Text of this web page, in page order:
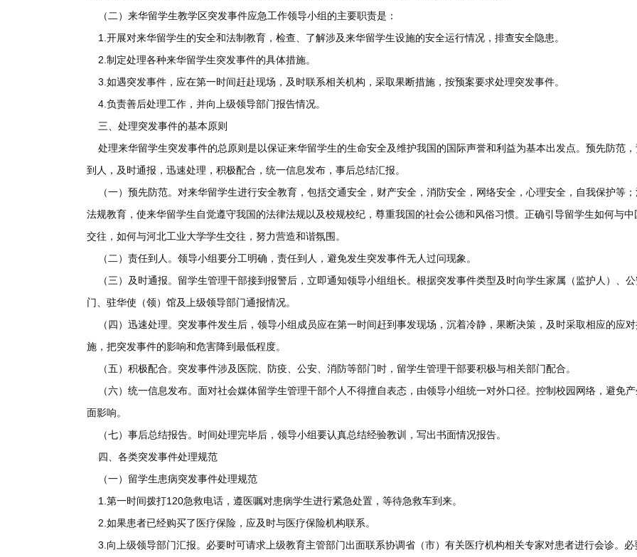
（二）来华留学生教学区突发事件应急工作领导小组的主要职责是：
1.开展对来华留学生的安全和法制教育，检查、了解涉及来华留学生设施的安全运行情况，排查安全隐患。
2.制定处理各种来华留学生突发事件的具体措施。
3.如遇突发事件，应在第一时间赶赴现场，及时联系相关机构，采取果断措施，按预案要求处理突发事件。
4.负责善后处理工作，并向上级领导部门报告情况。
三、处理突发事件的基本原则
处理来华留学生突发事件的总原则是以保证来华留学生的生命安全及维护我国的国际声誉和利益为基本出发点。预先防范
到人，及时通报，迅速处理，积极配合，统一信息发布，事后总结汇报。
（一）预先防范。对来华留学生进行安全教育，包括交通安全，财产安全，消防安全，网络安全，心理安全，自我保护等
法规教育，使来华留学生自觉遵守我国的法律法规以及校规校纪，尊重我国的社会公德和风俗习惯。正确引导留学生如何与中
交往，如何与河北工业大学学生交往，努力营造和谐氛围。
（二）责任到人。领导小组要分工明确，责任到人，避免发生突发事件无人过问现象。
（三）及时通报。留学生管理干部接到报警后，立即通知领导小组组长。根据突发事件类型及时向学生家属（监护人）、
门、驻华使（领）馆及上级领导部门通报情况。
（四）迅速处理。突发事件发生后，领导小组成员应在第一时间赶到事发现场，沉着冷静，果断决策，及时采取相应的应
施，把突发事件的影响和危害降到最低程度。
（五）积极配合。突发事件涉及医院、防疫、公安、消防等部门时，留学生管理干部要积极与相关部门配合。
（六）统一信息发布。面对社会媒体留学生管理干部个人不得擅自表态，由领导小组统一对外口径。控制校园网络，避免产
面影响。
（七）事后总结报告。时间处理完毕后，领导小组要认真总结经验教训，写出书面情况报告。
四、各类突发事件处理规范
（一）留学生患病突发事件处理规范
1.第一时间拨打120急救电话，遵医嘱对患病学生进行紧急处置，等待急救车到来。
2.如果患者已经购买了医疗保险，应及时与医疗保险机构联系。
3.向上级领导部门汇报。必要时可请求上级教育主管部门出面联系协调省（市）有关医疗机构相关专家对患者进行会诊。必